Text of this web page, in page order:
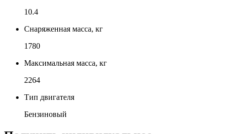
10.4
Снаряженная масса, кг
1780
Максимальная масса, кг
2264
Тип двигателя
Бензиновый